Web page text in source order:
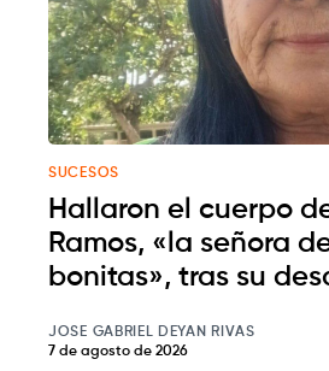
SUCESOS
Hallaron el cuerpo
Ramos, «la señora
bonitas», tras su
JOSE GABRIEL DEYAN RIVAS
7 de agosto de 2026